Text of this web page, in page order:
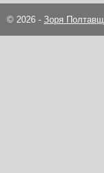
© 2026 - Зоря